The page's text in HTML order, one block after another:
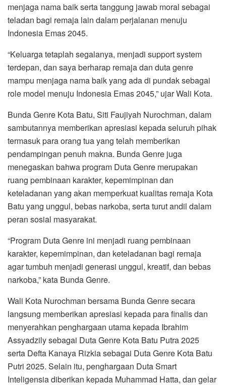
menjaga nama baik serta tanggung jawab moral sebagai
teladan bagi remaja lain dalam perjalanan menuju
Indonesia Emas 2045.
“Keluarga tetaplah segalanya, menjadi support system
terdepan, dan saya berharap remaja dan duta genre
mampu menjaga nama baik yang ada di pundak sebagai
role model menuju Indonesia Emas 2045,” ujar Wali Kota.
Bunda Genre Kota Batu, Siti Faujiyah Nurochman, dalam
sambutannya memberikan apresiasi kepada seluruh pihak
termasuk para orang tua yang telah memberikan
pendampingan penuh makna. Bunda Genre juga
menegaskan bahwa program Duta Genre merupakan
ruang pembinaan karakter, kepemimpinan dan
keteladanan yang akan memperkuat kualitas remaja Kota
Batu yang unggul, bebas narkoba, serta turut andil dalam
peran sosial masyarakat.
“Program Duta Genre ini menjadi ruang pembinaan
karakter, kepemimpinan, dan keteladanan bagi remaja
agar tumbuh menjadi generasi unggul, kreatif, dan bebas
narkoba,” kata Bunda Genre.
Wali Kota Nurochman bersama Bunda Genre secara
langsung memberikan apresiasi kepada para finalis dan
menyerahkan penghargaan utama kepada Ibrahim
Assyadzily sebagai Duta Genre Kota Batu Putra 2025
serta Defta Kanaya Rizkia sebagai Duta Genre Kota Batu
Putri 2025. Selain itu, penghargaan Duta Smart
Inteligensia diberikan kepada Muhammad Hatta, dan gelar